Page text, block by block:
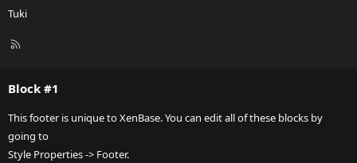
Tuki
R
Block #1
This footer is unique to XenBase. You can edit all of these blocks by
going to
Style Properties -> Footer.